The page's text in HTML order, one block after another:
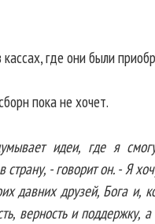
где они были
пока не хочет.
идеи, где я
- говорит он. - Я
давних друзей, Бога и,
верность и поддержку,